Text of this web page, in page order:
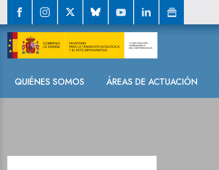
Navegación
QUIÉNES SOMOS ÁREAS DE ACTUACIÓN
Sala de prensa